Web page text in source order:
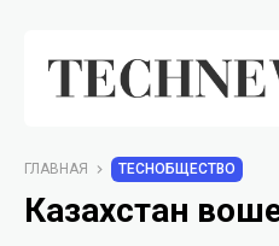
ГЛАВНАЯ TECHОБЩЕСТВО
Казахстан